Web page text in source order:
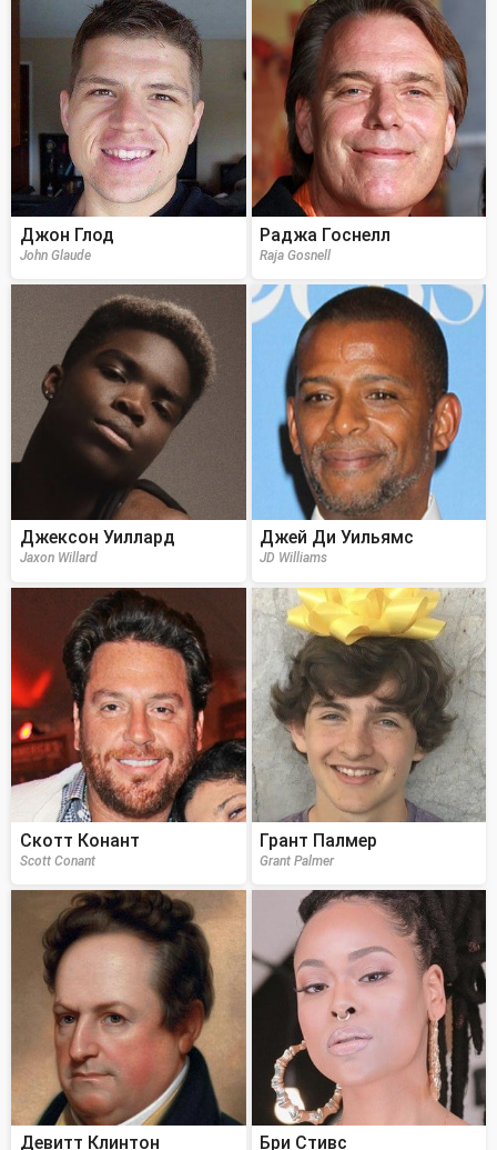
Джон Глод
John Glaude
Раджа Госнелл
Raja Gosnell
Джексон Уиллард
Jaxon Willard
Джей Ди Уильямс
JD Williams
Скотт Конант
Scott Conant
Грант Палмер
Grant Palmer
Девитт Клинтон Бри Стивс